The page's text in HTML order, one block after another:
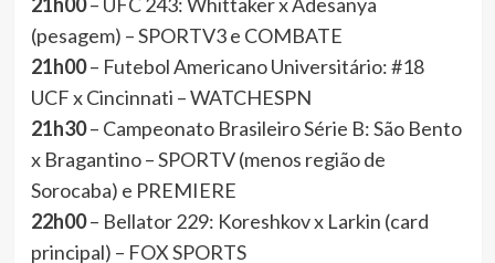
(pesagem) – SPORTV3 e COMBATE
21h00– Futebol Americano Universitário: #18
UCF x Cincinnati – WATCHESPN
21h30– Campeonato Brasileiro Série B: São Bento
x Bragantino – SPORTV (menos região de
Sorocaba) e PREMIERE
22h00– Bellator 229: Koreshkov x Larkin (card
principal) – FOX SPORTS